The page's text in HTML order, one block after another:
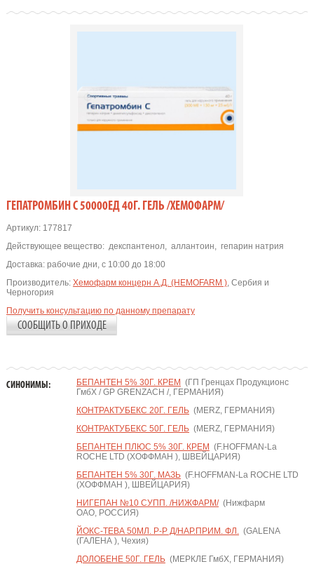
ГЕПАТРОМБИН С 50000ЕД 40Г. ГЕЛЬ /ХЕМОФАРМ/
Артикул:177817
Действующее вещество: декспантенол, аллантоин, гепарин натрия
Доставка: рабочие дни, с 10:00 до 18:00
Производитель: Хемофарм концерн А.Д. (HEMOFARM ), Сербия и
Черногория
Получить консультацию по данному препарату
СООБЩИТЬ О ПРИХОДЕ
СИНОНИМЫ: БЕПАНТЕН 5% 30Г. КРЕМ (ГП Гренцах Продукционс
ГмбХ / GP GRENZACH /, ГЕРМАНИЯ)
КОНТРАКТУБЕКС 20Г. ГЕЛЬ(MERZ, ГЕРМАНИЯ)
КОНТРАКТУБЕКС 50Г. ГЕЛЬ(MERZ, ГЕРМАНИЯ)
БЕПАНТЕН ПЛЮС 5% 30Г. КРЕМ (F.HOFFMAN-La
ROCHE LTD (ХОФФМАН ), ШВЕЙЦАРИЯ)
БЕПАНТЕН 5% 30Г. МАЗЬ(F.HOFFMAN-La ROCHE LTD
(ХОФФМАН ), ШВЕЙЦАРИЯ)
НИГЕПАН №10 СУПП. /НИЖФАРМ/(Нижфарм
ОАО, РОССИЯ)
ЙОКС-ТЕВА 50МЛ. Р-Р Д/НАР.ПРИМ. ФЛ.(GALENA
(ГАЛЕНА ), Чехия)
ДОЛОБЕНЕ 50Г. ГЕЛЬ(МЕРКЛЕ ГмбХ, ГЕРМАНИЯ)